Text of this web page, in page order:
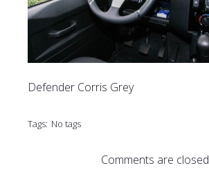
Defender Corris Grey
Tags: No tags
Comments are closed